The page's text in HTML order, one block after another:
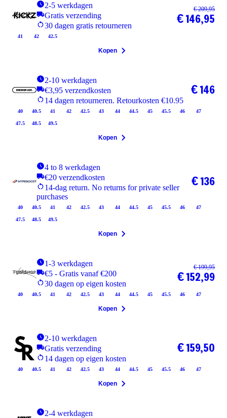
2-5 werkdagen
Gratis verzending
30 dagen gratis retourneren
41 42 42.5
€ 209,95
€ 146,95
Kopen
2-10 werkdagen
€3,95 verzendkosten
14 dagen retourneren. Retourkosten €10.95
40 40.5 41 42 42.5 43 44 44.5 45 45.5 46 47
47.5 48.5 49.5
€ 146
Kopen
4 to 8 werkdagen
€20 verzendkosten
14-dag return. No returns for private seller
purchases
40 40.5 41 42 42.5 43 44 44.5 45 45.5 46 47
47.5 48.5 49.5
€ 136
Kopen
1-3 werkdagen
€5 - Gratis vanaf €200
30 dagen op eigen kosten
40 40.5 41 42 42.5 43 44 44.5 45 45.5 46 47
€ 199,95
€ 152,99
Kopen
2-10 werkdagen
Gratis verzending
14 dagen op eigen kosten
40 40.5 41 42 42.5 43 44 44.5 45 45.5 46 47
€ 159,50
Kopen
2-4 werkdagen